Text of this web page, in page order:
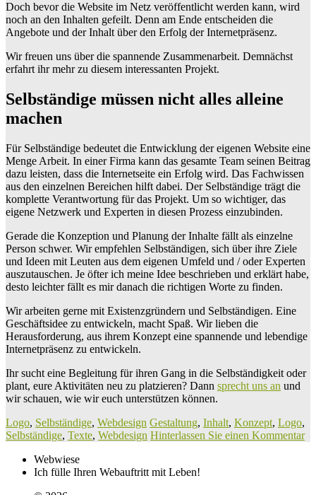
Doch bevor die Website im Netz veröffentlicht werden kann, wird
noch an den Inhalten gefeilt. Denn am Ende entscheiden die
Angebote und der Inhalt über den Erfolg der Internetpräsenz.
Wir freuen uns über die spannende Zusammenarbeit. Demnächst
erfahrt ihr mehr zu diesem interessanten Projekt.
Selbständige müssen nicht alles alleine
machen
Für Selbständige bedeutet die Entwicklung der eigenen Website eine
Menge Arbeit. In einer Firma kann das gesamte Team seinen Beitrag
dazu leisten, dass die Internetseite ein Erfolg wird. Das Fachwissen
aus den einzelnen Bereichen hilft dabei. Der Selbständige trägt die
komplette Verantwortung für das Projekt. Um so wichtiger, das
eigene Netzwerk und Experten in diesen Prozess einzubinden.
Gerade die Konzeption und Planung der Inhalte fällt als einzelne
Person schwer. Wir empfehlen Selbständigen, sich über ihre Ziele
und Ideen mit Leuten aus dem eigenen Umfeld und / oder Experten
auszutauschen. Je öfter ich meine Idee beschrieben und erklärt habe,
desto leichter fällt es mir danach die richtigen Worte zu finden.
Wir arbeiten gerne mit Existenzgründern und Selbständigen. Eine
Geschäftsidee zu entwickeln, macht Spaß. Wir lieben die
Herausforderung, aus ihrem Konzept eine spannende und lebendige
Internetpräsenz zu entwickeln.
Ihr sucht eine Begleitung für ihren Gang in die Selbständigkeit oder
plant, eure Aktivitäten neu zu platzieren? Dann sprecht uns an und
wir schauen, wie wir euch unterstützen können.
Logo, Selbständige, Webdesign Gestaltung, Inhalt, Konzept, Logo,
Selbständige, Texte, Webdesign Hinterlassen Sie einen Kommentar
Webwiese
Ich fülle Ihren Webauftritt mit Leben!